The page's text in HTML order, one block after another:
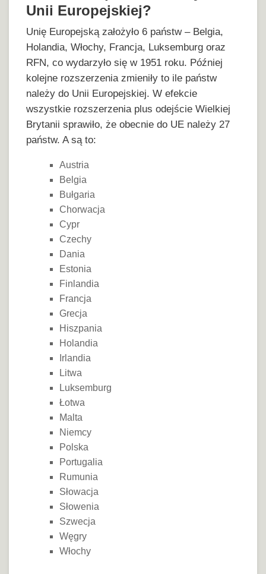
Unii Europejskiej?
Unię Europejską założyło 6 państw – Belgia,
Holandia, Włochy, Francja, Luksemburg oraz
RFN, co wydarzyło się w 1951 roku. Później
kolejne rozszerzenia zmieniły to ile państw
należy do Unii Europejskiej. W efekcie
wszystkie rozszerzenia plus odejście Wielkiej
Brytanii sprawiło, że obecnie do UE należy 27
państw. A są to:
Austria
Belgia
Bułgaria
Chorwacja
Cypr
Czechy
Dania
Estonia
Finlandia
Francja
Grecja
Hiszpania
Holandia
Irlandia
Litwa
Luksemburg
Łotwa
Malta
Niemcy
Polska
Portugalia
Rumunia
Słowacja
Słowenia
Szwecja
Węgry
Włochy